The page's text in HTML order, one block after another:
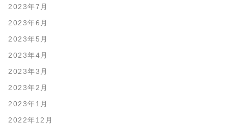
2023年7月
2023年6月
2023年5月
2023年4月
2023年3月
2023年2月
2023年1月
2022年12月